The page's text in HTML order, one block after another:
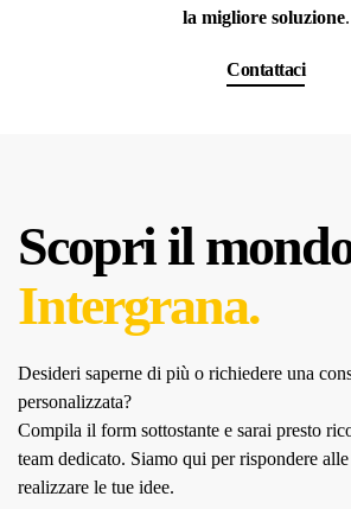
la migliore soluzione.
Contattaci
Scopri il
Intergrana.
Desideri saperne di più o richiedere una
personalizzata?
Compila il form sottostante e sarai presto
team dedicato. Siamo qui per rispondere
realizzare le tue idee.